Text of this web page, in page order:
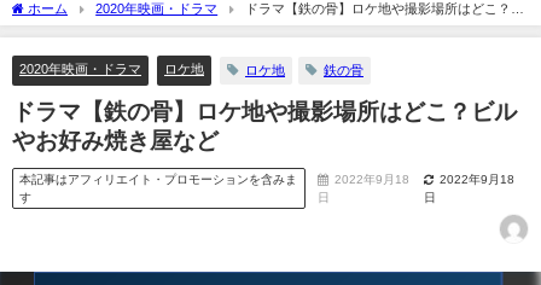
ホーム 2020年映画・ドラマ
ドラマ【鉄の骨】ロケ地や撮影場所はどこ？ビ
ルやお好み焼き屋など
2020年映画・ドラマ ロケ地 ロケ地 鉄の骨
ドラマ【鉄の骨】ロケ地や撮影場所はどこ？ビル
やお好み焼き屋など
本記事はアフィリエイト・プロモーションを含みま
す
2022年9月18
日
2022年9月18
日